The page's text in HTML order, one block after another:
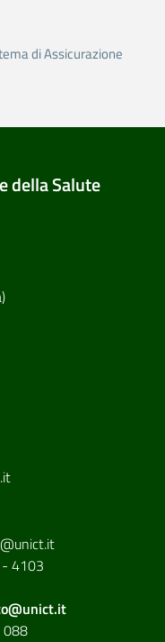
di Assicurazione
della Salute
4103